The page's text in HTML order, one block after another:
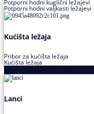
Potporni hodni kuglični ležajevi
Potporni hodni valjkasti ležajevi
Kućišta ležaja
Pribor za kućišta ležaja
Kućišta ležaja
Lanci